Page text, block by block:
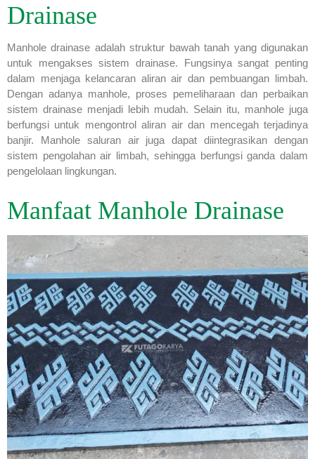
Drainase
Manhole drainase adalah struktur bawah tanah yang digunakan
untuk mengakses sistem drainase. Fungsinya sangat penting
dalam menjaga kelancaran aliran air dan pembuangan limbah.
Dengan adanya manhole, proses pemeliharaan dan perbaikan
sistem drainase menjadi lebih mudah. Selain itu, manhole juga
berfungsi untuk mengontrol aliran air dan mencegah terjadinya
banjir. Manhole saluran air juga dapat diintegrasikan dengan
sistem pengolahan air limbah, sehingga berfungsi ganda dalam
pengelolaan lingkungan.
Manfaat Manhole Drainase